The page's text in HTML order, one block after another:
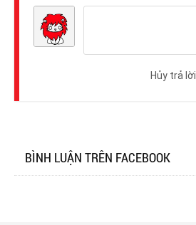
Hủy trả lời
BÌNH LUẬN TRÊN FACEBOOK